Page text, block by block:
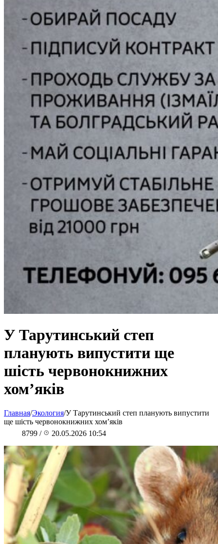
У Тарутинський степ
планують випустити ще
шість червонокнижних
хом’яків
Главная/Экология/У Тарутинський степ планують випустити
ще шість червонокнижних хом’яків
8799 / 20.05.2026 10:54